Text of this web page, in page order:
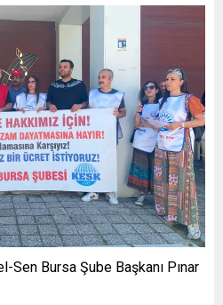
Sen Bursa Şube Başkanı Pınar